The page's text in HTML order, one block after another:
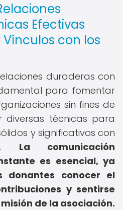
Efectivas
con los
duraderas con
para fomentar
sin fines de
diversas técnicas para
y significativos con
La comunicación
es esencial, ya
conocer el
y sentirse
de la asociación.